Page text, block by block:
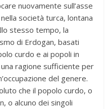
nuovamente sull’asse
società turca, lontana
stesso tempo, la
di Erdogan, basati
curdo e ai popoli in
ragione sufficiente per
del genere.
che il popolo curdo, o
o alcuno dei singoli